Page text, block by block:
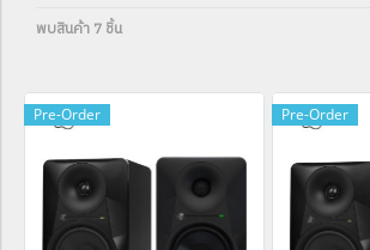
พบสินค้า 7 ชิ้น
Pre-Order Pre-Order